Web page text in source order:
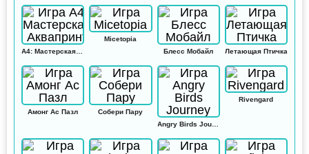
Micetopia
Блесс Мобайл
Летающая Птичка
Амонг Ас Пазл
Собери Пару
Angry Birds Journey
Rivengard